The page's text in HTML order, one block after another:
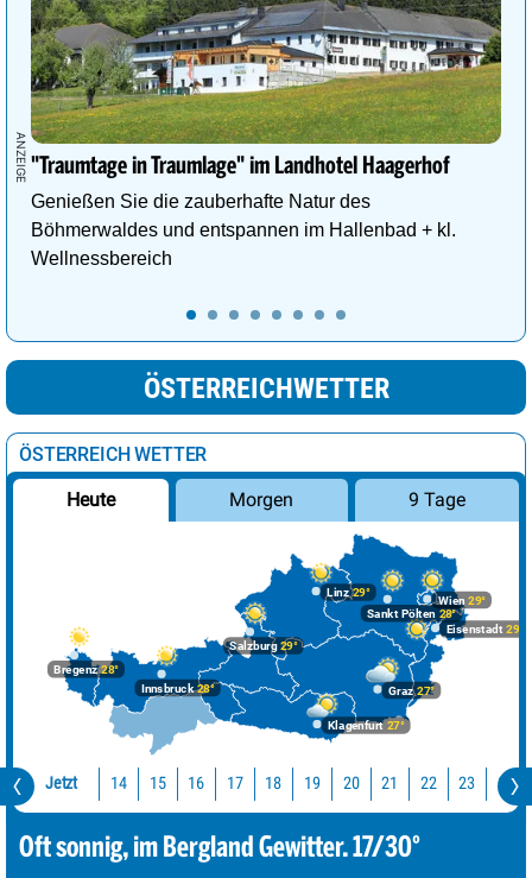
"Traumtage in Traumlage" im Landhotel Haagerhof
Genießen Sie die zauberhafte Natur des
Böhmerwaldes und entspannen im Hallenbad + kl.
Wellnessbereich
ÖSTERREICHWETTER
ÖSTERREICH WETTER
Heute Morgen 9 Tage
Bregenz28°
Graz27°
Innsbruck28°
Klagenfurt 27°
Linz29°
Salzburg29°
Wien 29°
Eisenstadt 29°
Sankt Pölten 28°
Jetzt 14 15 16 17 18 19 20 21 22 23 0
Oft sonnig, im Bergland Gewitter. 17/30°